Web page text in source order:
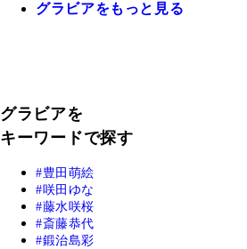
グラビアをもっと見る
グラビアを
キーワードで探す
豊田萌絵
咲田ゆな
藤水咲桜
斎藤恭代
鍛治島彩